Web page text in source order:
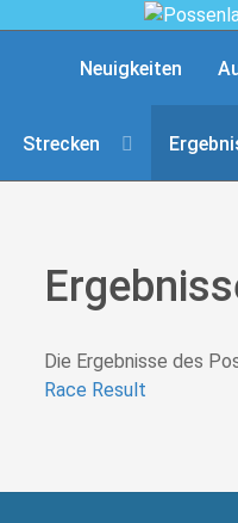
Neuigkeiten
Strecken
Die Ergebnisse des
Race Result